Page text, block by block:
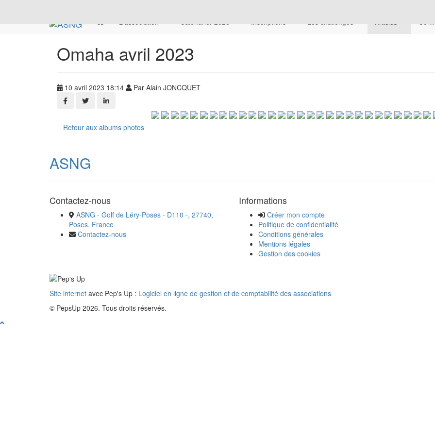
L'association
Calendrier 2026 Inscriptions Les challenges Articles
Omaha avril 2023
10 avril 2023 18:14 Par Alain JONCQUET
Retour aux albums photos
ASNG
Contactez-nous
ASNG - Golf de Léry-Poses - D110 -, 27740,
Poses, France
Contactez-nous
Informations
Créer mon compte
Politique de confidentialité
Conditions générales
Mentions légales
Gestion des cookies
Site internet avec Pep's Up : Logiciel en ligne de gestion et de comptabilité des associations
© PepsUp 2026. Tous droits réservés.